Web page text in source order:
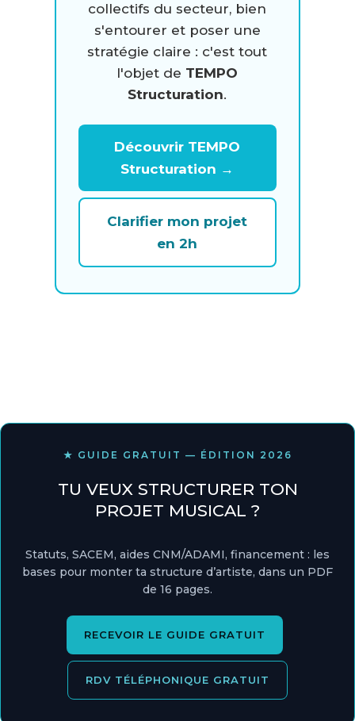
collectifs du secteur, bien
s'entourer et poser une
stratégie claire : c'est tout
l'objet de TEMPO
Structuration.
Découvrir TEMPO
Structuration →
Clarifier mon projet
en 2h
★ GUIDE GRATUIT — ÉDITION 2026
TU VEUX STRUCTURER TON
PROJET MUSICAL ?
Statuts, SACEM, aides CNM/ADAMI, financement : les
bases pour monter ta structure d’artiste, dans un PDF
de 16 pages.
RECEVOIR LE GUIDE GRATUIT
RDV TÉLÉPHONIQUE GRATUIT